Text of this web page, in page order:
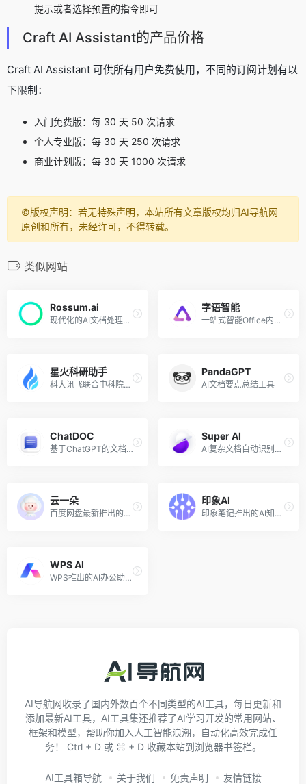
提示或者选择预置的指令即可
Craft AI Assistant的产品价格
Craft AI Assistant 可供所有用户免费使用，不同的订阅计划有以
下限制：
入门免费版：每 30 天 50 次请求
个人专业版：每 30 天 250 次请求
商业计划版：每 30 天 1000 次请求
©️版权声明：若无特殊声明，本站所有文章版权均归AI导航网
原创和所有，未经许可，不得转载。
类似网站
Rossum.ai
现代化的AI文档处理工具
字语智能
一站式智能Office内容创作平台
星火科研助手
科大讯飞联合中科院推出的AI科研文献助手
PandaGPT
AI文档要点总结工具
ChatDOC
基于ChatGPT的文档阅读、提取、总结、摘要的工具
Super AI
AI复杂文档自动识别处理转换
云一朵
百度网盘最新推出的智能助理
印象AI
印象笔记推出的AI知识和信息管理功能
WPS AI
WPS推出的AI办公助手，已免费开放
AI导航网收录了国内外数百个不同类型的AI工具，每日更新和
添加最新AI工具，AI工具集还推荐了AI学习开发的常用网站、
框架和模型，帮助你加入人工智能浪潮，自动化高效完成任
务！ Ctrl + D 或 ⌘ + D 收藏本站到浏览器书签栏。
AI工具箱导航 关于我们 免责声明 友情链接